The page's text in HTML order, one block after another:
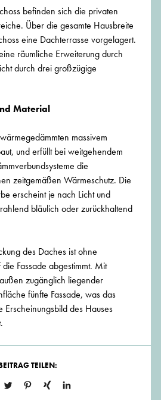
befinden sich die privaten
Über die gesamte Hausbreite
eine Dachterrasse vorgelagert.
räumliche Erweiterung durch
durch drei großzügige
Material
massivem
und erfüllt bei weitgehendem
die
zeitgemäßen Wärmeschutz. Die
erscheint je nach Licht und
bläulich oder zurückhaltend
des Daches ist ohne
Fassade abgestimmt. Mit
zugänglich liegender
fünfte Fassade, was das
Erscheinungsbild des Hauses
TEILEN: